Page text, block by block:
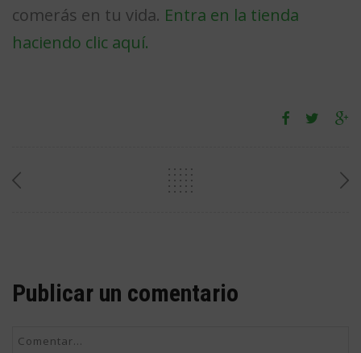
comerás en tu vida. Entra en la tienda
haciendo clic aquí.
Publicar un comentario